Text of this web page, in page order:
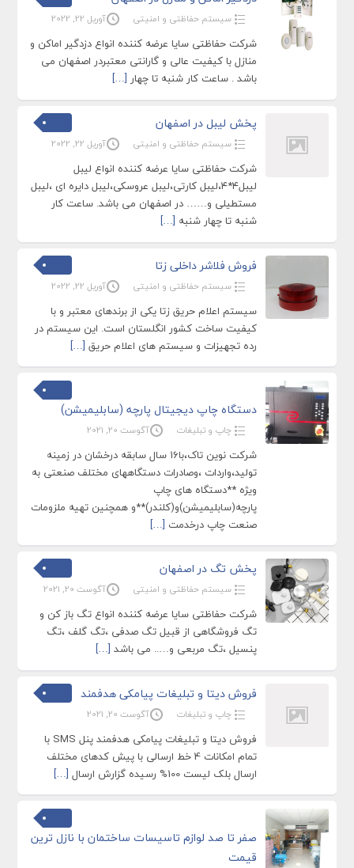
سیستم حفاظتی و امنیتی آوریل 22, 2022
شرکت حفاظتی سایا عرضه کننده انواع دزدگیر اماکن و
منازل با کیفیت عالی و گارانتی معتبردر اصفهان می
باشد . ساعت کار شنبه تا چهار[…]
پخش لیبل در اصفهان
سیستم حفاظتی و امنیتی آوریل 22, 2022
شرکت حفاظتی سایا عرضه کننده انواع لیبل
لیبل۴*۴،لیبل کارتی،لیبل عروسکی،لیبل دایره ای ،لیبل
مستطیلی و…… در اصفهان می باشد. ساعت کار
شنبه تا چهار شنبه […]
فروش فلاشر داخلی زتا
سیستم حفاظتی و امنیتی آوریل 22, 2022
سیستم اعلام حریق زتا یکی از برندهای معتبر و با
کیفیت ساخت کشور انگلستان است. این سیستم در
رده تجهیزات و سیستم های اعلام حریق […]
دستگاه چاپ دیجیتال پارچه (سابلیمیشن)
چاپ و تبلیغات آگوست 20, 2021
شرکت نوین تاک،با16 سال سابقه درخشان در زمینه
تولید،واردات ،وصادرات دستگاههای مختلف صنعتی به
ویژه **دستگاه های چاپ
پارچه(سابلیمیشن)و(کلندر)**و همچنین تهیه ملزومات
صنعت چاپ درخدمت […]
پخش تگ در اصفهان
سیستم حفاظتی و امنیتی آگوست 20, 2021
شرکت حفاظتی سایا عرضه کننده انواع تگ باز کن و
تگ فروشگاهی از قبیل تگ صدفی ،تگ گلف ،تگ
پنسیل ،تگ مربعی و….. می باشد […]
فروش دیتا و تبلیغات پیامکی هدفمند
چاپ و تبلیغات آگوست 20, 2021
فروش دیتا و تبلیغات پیامکی هدفمند پنل SMS با
تمام امکانات 4 خط ارسالی با پیش کدهای مختلف
ارسال بلک لیست 100% رسیده گزارش ارسال
[…]
صفر تا صد لوازم تاسیسات ساختمان با نازل ترین
قیمت